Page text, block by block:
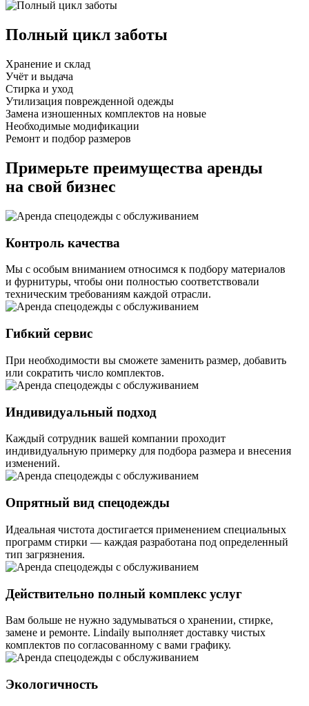
Полный цикл заботы
Хранение и склад
Учёт и выдача
Стирка и уход
Утилизация поврежденной одежды
Замена изношенных комплектов на новые
Необходимые модификации
Ремонт и подбор размеров
Примерьте преимущества аренды
на свой бизнес
Контроль качества
Мы с особым вниманием относимся к подбору материалов
и фурнитуры, чтобы они полностью соответствовали
техническим требованиям каждой отрасли.
Гибкий сервис
При необходимости вы сможете заменить размер, добавить
или сократить число комплектов.
Индивидуальный подход
Каждый сотрудник вашей компании проходит
индивидуальную примерку для подбора размера и внесения
изменений.
Опрятный вид спецодежды
Идеальная чистота достигается применением специальных
программ стирки — каждая разработана под определенный
тип загрязнения.
Действительно полный комплекс услуг
Вам больше не нужно задумываться о хранении, стирке,
замене и ремонте. Lindaily выполняет доставку чистых
комплектов по согласованному с вами графику.
Экологичность